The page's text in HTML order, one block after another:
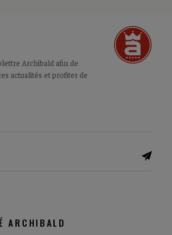
Archibald afin de
actualités et profiter de
ARCHIBALD